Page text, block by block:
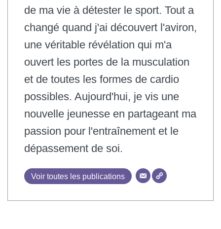
de ma vie à détester le sport. Tout a
changé quand j'ai découvert l'aviron,
une véritable révélation qui m'a
ouvert les portes de la musculation
et de toutes les formes de cardio
possibles. Aujourd'hui, je vis une
nouvelle jeunesse en partageant ma
passion pour l'entraînement et le
dépassement de soi.
Voir toutes les publications